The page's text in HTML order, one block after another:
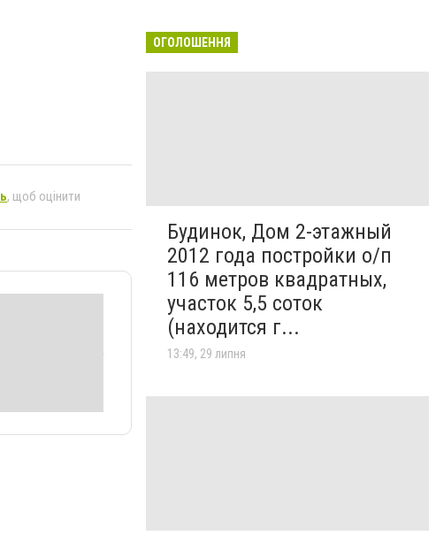
, щоб оцінити
ОГОЛОШЕННЯ
Будинок, Дом 2-этажный
2012 года постройки о/п
116 метров квадратных,
участок 5,5 соток
(находится г...
13:49, 29 липня